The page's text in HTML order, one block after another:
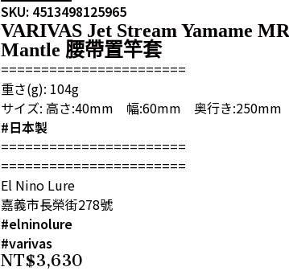
SKU: 4513498125965
VARIVAS Jet Stream Yamame
Mantle 腰帶置竿套
=======================
重さ(g): 104g
サイズ: 高さ:40mm 幅:60mm 奥行き:250mm
#日本製
=======================
=======================
El Nino Lure
嘉義市長榮街278號
#elninolure
#varivas
NT$3,630